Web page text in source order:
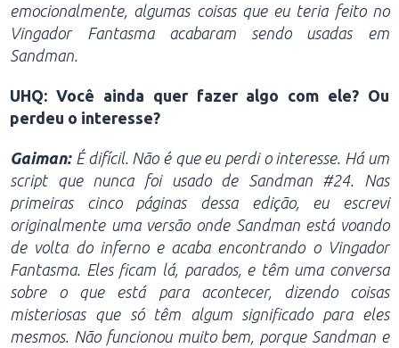
emocionalmente, algumas coisas que eu teria feito no
Vingador Fantasma acabaram sendo usadas em
Sandman.
UHQ: Você ainda quer fazer algo com ele? Ou
perdeu o interesse?
Gaiman:É difícil. Não é que eu perdi o interesse. Há um
script que nunca foi usado de Sandman #24. Nas
primeiras cinco páginas dessa edição, eu escrevi
originalmente uma versão onde Sandman está voando
de volta do inferno e acaba encontrando o Vingador
Fantasma. Eles ficam lá, parados, e têm uma conversa
sobre o que está para acontecer, dizendo coisas
misteriosas que só têm algum significado para eles
mesmos. Não funcionou muito bem, porque Sandman e